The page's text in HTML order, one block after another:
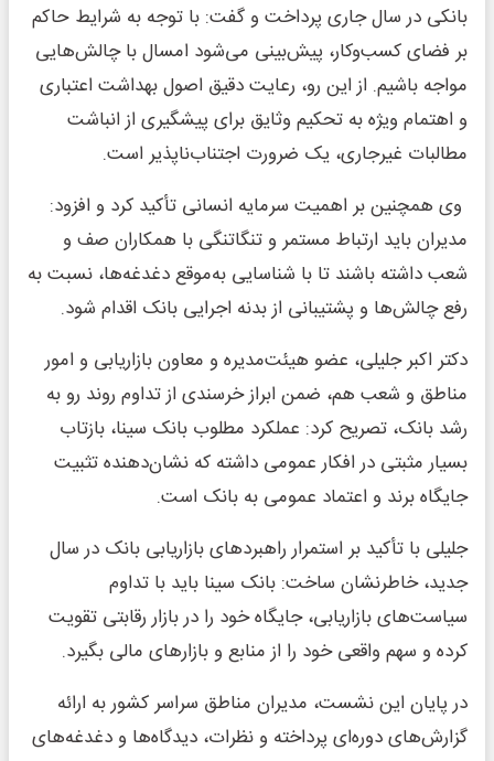
بانکی در سال جاری پرداخت و گفت: با توجه به شرایط حاکم
بر فضای کسب‌وکار، پیش‌بینی می‌شود امسال با چالش‌هایی
مواجه باشیم. از این رو، رعایت دقیق اصول بهداشت اعتباری
و اهتمام ویژه به تحکیم وثایق برای پیشگیری از انباشت
مطالبات غیرجاری، یک ضرورت اجتناب‌ناپذیر است.
وی همچنین بر اهمیت سرمایه انسانی تأکید کرد و افزود:
مدیران باید ارتباط مستمر و تنگاتنگی با همکاران صف و
شعب داشته باشند تا با شناسایی به‌موقع دغدغه‌ها، نسبت به
رفع چالش‌ها و پشتیبانی از بدنه اجرایی بانک اقدام شود.
دکتر اکبر جلیلی، عضو هیئت‌مدیره و معاون بازاریابی و امور
مناطق و شعب هم، ضمن ابراز خرسندی از تداوم روند رو به
رشد بانک، تصریح کرد: عملکرد مطلوب بانک سینا، بازتاب
بسیار مثبتی در افکار عمومی داشته که نشان‌دهنده تثبیت
جایگاه برند و اعتماد عمومی به بانک است.
جلیلی با تأکید بر استمرار راهبردهای بازاریابی بانک در سال
جدید، خاطرنشان ساخت: بانک سینا باید با تداوم
سیاست‌های بازاریابی، جایگاه خود را در بازار رقابتی تقویت
کرده و سهم واقعی خود را از منابع و بازارهای مالی بگیرد.
در پایان این نشست، مدیران مناطق سراسر کشور به ارائه
گزارش‌های دوره‌ای پرداخته و نظرات، دیدگاه‌ها و دغدغه‌های